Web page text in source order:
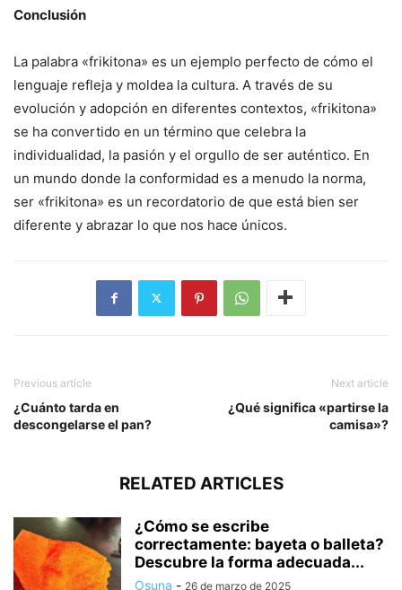
Conclusión
La palabra «frikitona» es un ejemplo perfecto de cómo el
lenguaje refleja y moldea la cultura. A través de su
evolución y adopción en diferentes contextos, «frikitona»
se ha convertido en un término que celebra la
individualidad, la pasión y el orgullo de ser auténtico. En
un mundo donde la conformidad es a menudo la norma,
ser «frikitona» es un recordatorio de que está bien ser
diferente y abrazar lo que nos hace únicos.
Previous article
¿Cuánto tarda en
descongelarse el pan?
Next article
¿Qué significa «partirse la
camisa»?
RELATED ARTICLES
¿Cómo se escribe
correctamente: bayeta o balleta?
Descubre la forma adecuada...
Osuna - 26 de marzo de 2025